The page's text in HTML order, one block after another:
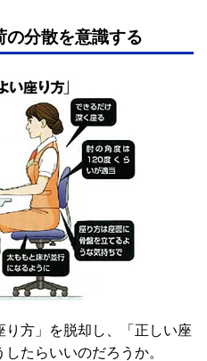
の分散を意識する
方」を脱却し、「正しい座
たらいいのだろうか。